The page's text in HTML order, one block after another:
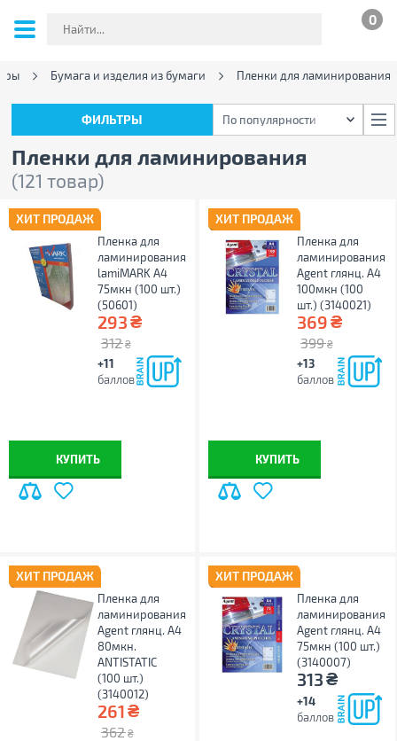
0
Бумага и изделия из бумаги Пленки для ламинирования
Пленки для ламинирования
(121 товар)
ФИЛЬТРЫ По популярности
ХИТ ПРОДАЖ
Пленка для
ламинирования
lamiMARK А4
75мкн (100 шт.)
(50601)
293₴
312 ₴
+11
баллов
КУПИТЬ
ХИТ ПРОДАЖ
Пленка для
ламинирования
Agent глянц. А4
100мкн (100
шт.) (3140021)
369₴
399 ₴
+13
баллов
КУПИТЬ
ХИТ ПРОДАЖ
Пленка для
ламинирования
Agent глянц. А4
80мкн.
ANTISTATIC
(100 шт.)
(3140012)
261₴
362 ₴
ХИТ ПРОДАЖ
Пленка для
ламинирования
Agent глянц. А4
75мкн (100 шт.)
(3140007)
313₴
+14
баллов
ФИЛЬТРЫ По популярности